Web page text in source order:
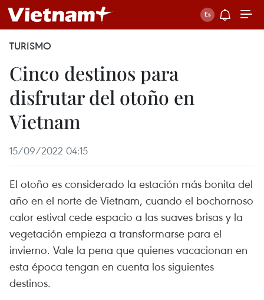
TURISMO
Cinco destinos para
disfrutar del otoño en
Vietnam
15/09/2022 04:15
El otoño es considerado la estación más bonita del
año en el norte de Vietnam, cuando el bochornoso
calor estival cede espacio a las suaves brisas y la
vegetación empieza a transformarse para el
invierno. Vale la pena que quienes vacacionan en
esta época tengan en cuenta los siguientes
destinos.